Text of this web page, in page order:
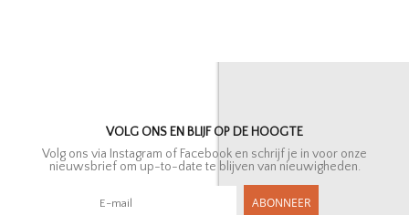
VOLG ONS EN BLIJF OP DE HOOGTE
Volg ons via Instagram of Facebook en schrijf je in voor onze
nieuwsbrief om up-to-date te blijven van nieuwigheden.
ABONNEER